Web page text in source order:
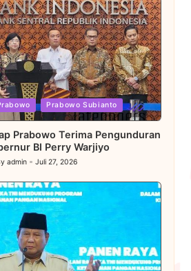
Prabowo Subianto
Prabowo Terima Pengunduran
BI Perry Warjiyo
admin Juli 27, 2026